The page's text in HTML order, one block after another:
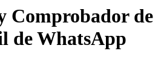
Comprobador de
de WhatsApp